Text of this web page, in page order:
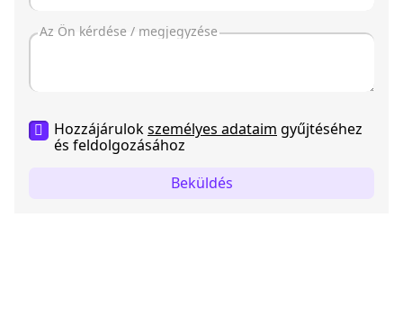
Hozzájárulokszemélyes adataim gyűjtéséhez
és feldolgozásához
Beküldés